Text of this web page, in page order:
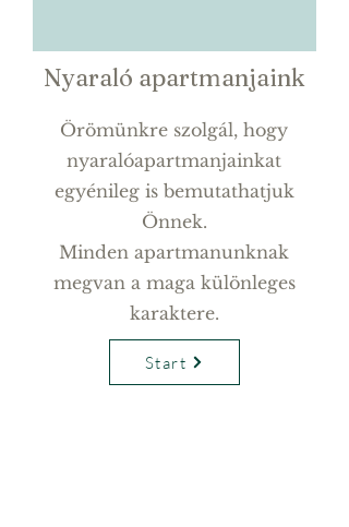
Nyaraló apartmanjaink
Örömünkre szolgál, hogy
nyaralóapartmanjainkat
egyénileg is bemutathatjuk
Önnek.
Minden apartmanunknak
megvan a maga különleges
karaktere.
Start